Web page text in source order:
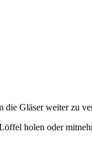
die Gläser weiter zu
holen oder